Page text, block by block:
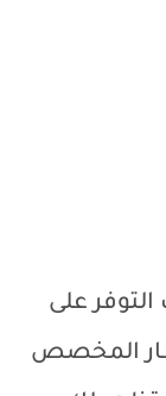
على
المخصص